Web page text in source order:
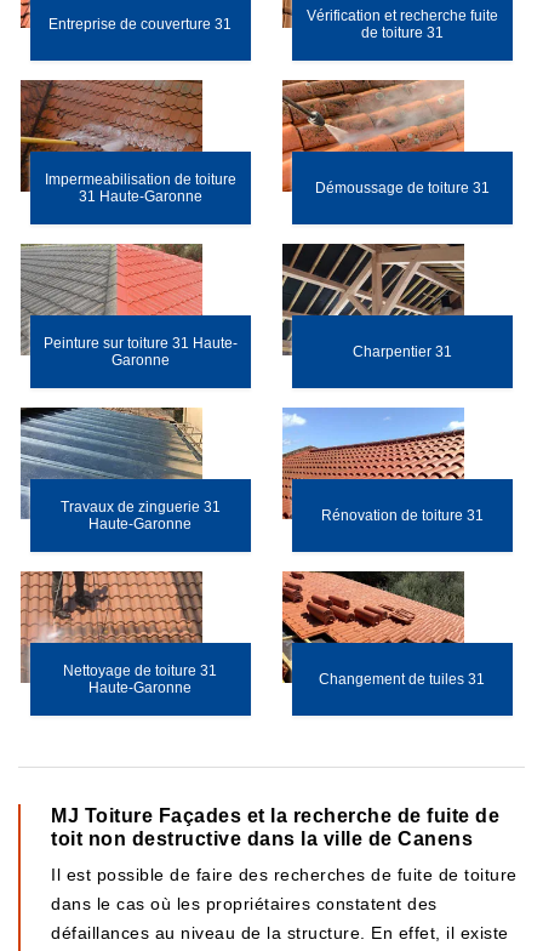
Entreprise de couverture 31
Vérification et recherche fuite
de toiture 31
Impermeabilisation de toiture
31 Haute-Garonne
Démoussage de toiture 31
Peinture sur toiture 31 Haute-
Garonne
Charpentier 31
Travaux de zinguerie 31
Haute-Garonne
Rénovation de toiture 31
Nettoyage de toiture 31
Haute-Garonne
Changement de tuiles 31
MJ Toiture Façades et la recherche de fuite de
toit non destructive dans la ville de Canens
Il est possible de faire des recherches de fuite de toiture
dans le cas où les propriétaires constatent des
défaillances au niveau de la structure. En effet, il existe